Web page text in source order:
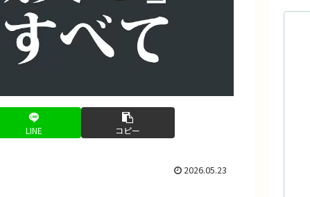
LINE コピー
2026.05.23